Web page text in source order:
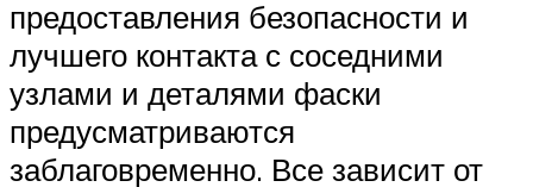
предоставления безопасности и
лучшего контакта с соседними
узлами и деталями фаски
предусматриваются
заблаговременно. Все зависит от